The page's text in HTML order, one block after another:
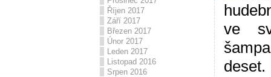
Říjen 2017
Září 2017
Březen 2017
Únor 2017
Leden 2017
Listopad 2016
Srpen 2016
ve